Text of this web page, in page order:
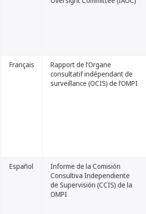
Français
Rapport de l’Organe
consultatif indépendant de
surveillance (OCIS) de l’OMPI
Español
Informe de la Comisión
Consultiva Independiente
de Supervisión (CCIS) de la
OMPI